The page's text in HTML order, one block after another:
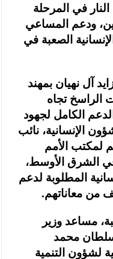
في المرحلة
ودعم المساعي
الصعبة في
آل نهيان بمهند
الراسخ تجاه
الكامل لجهود
الإنسانية، نائب
لمكتب الأمم
في الشرق الأوسط،
المطلوبة لدعم
من معاناتهم.
مساعد وزير
محمد
لشؤون التنمية